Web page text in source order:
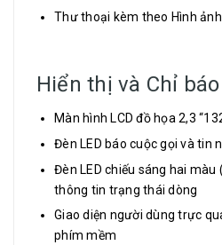
Thư thoại kèm theo Hình ảnh
Hiển thị và Chỉ báo
Màn hình LCD đồ họa 2,3
Đèn LED báo cuộc gọi và tin
Đèn LED chiếu sáng hai màu
thông tin trạng thái dòng
Giao diện người dùng trực
phím mềm